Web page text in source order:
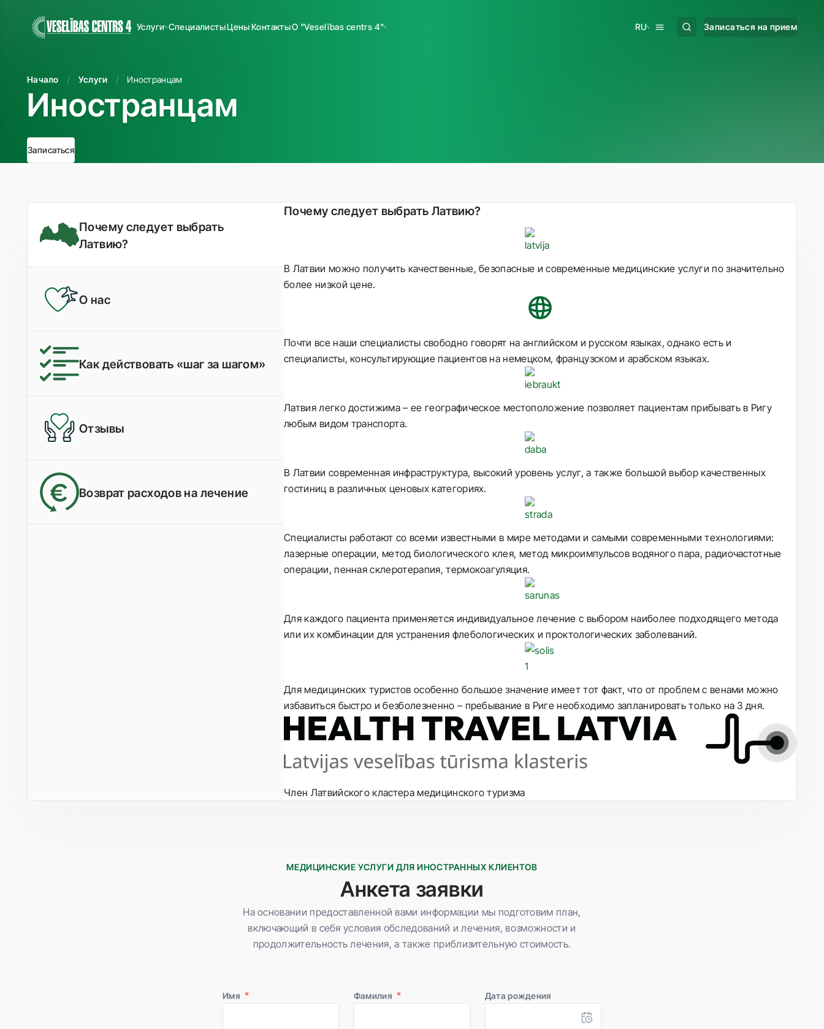
Услуги СпециалистыЦеныКонтактыО "Veselības centrs 4" RU Записаться на прием
Начало Услуги Иностранцам
Иностранцам
Записаться
Почему следует выбрать
Латвию?
О нас
Как действовать «шаг за шагом»
Отзывы
Возврат расходов на лечение
Почему следует выбрать Латвию?
В Латвии можно получить качественные, безопасные и современные медицинские услуги по значительно
более низкой цене.
Почти все наши специалисты свободно говорят на английском и русском языках, однако есть и
специалисты, консультирующие пациентов на немецком, французском и арабском языках.
Латвия легко достижима – ее географическое местоположение позволяет пациентам прибывать в Ригу
любым видом транспорта.
В Латвии современная инфраструктура, высокий уровень услуг, а также большой выбор качественных
гостиниц в различных ценовых категориях.
Специалисты работают со всеми известными в мире методами и самыми современными технологиями:
лазерные операции, метод биологического клея, метод микроимпульсов водяного пара, радиочастотные
операции, пенная склеротерапия, термокоагуляция.
Для каждого пациента применяется индивидуальное лечение с выбором наиболее подходящего метода
или их комбинации для устранения флебологических и проктологических заболеваний.
Для медицинских туристов особенно большое значение имеет тот факт, что от проблем с венами можно
избавиться быстро и безболезненно – пребывание в Риге необходимо запланировать только на 3 дня.
Член Латвийского кластера медицинского туризма
МЕДИЦИНСКИЕ УСЛУГИ ДЛЯ ИНОСТРАННЫХ КЛИЕНТОВ
Анкета заявки
На основании предоставленной вами информации мы подготовим план,
включающий в себя условия обследований и лечения, возможности и
продолжительность лечения, а также приблизительную стоимость.
Имя Фамилия Дата рождения